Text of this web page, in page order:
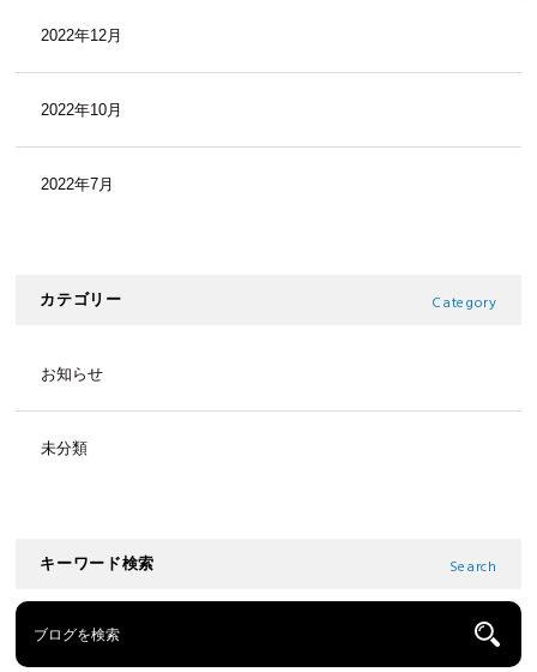
2022年12月
2022年10月
2022年7月
カテゴリー Category
お知らせ
未分類
キーワード検索 Search